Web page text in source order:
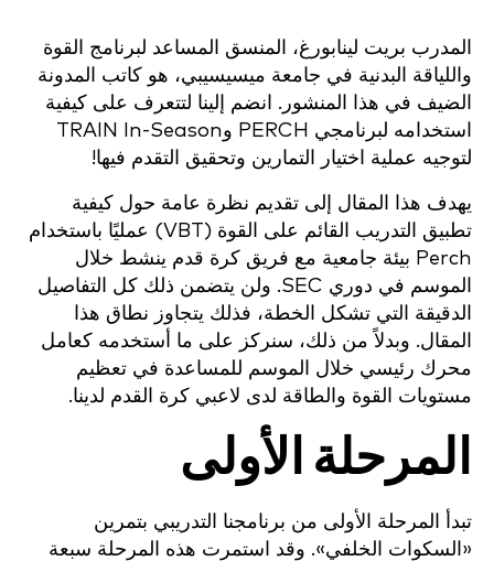
المدرب بريت لينابورغ، المنسق المساعد لبرنامج القوة
واللياقة البدنية في جامعة ميسيسيبي، هو كاتب المدونة
الضيف في هذا المنشور. انضم إلينا لتتعرف على كيفية
استخدامه لبرنامجي PERCH وTRAIN In-Season
لتوجيه عملية اختيار التمارين وتحقيق التقدم فيها!
يهدف هذا المقال إلى تقديم نظرة عامة حول كيفية
تطبيق التدريب القائم على القوة (VBT) عمليًا باستخدام
Perch بيئة جامعية مع فريق كرة قدم ينشط خلال
الموسم في دوري SEC. ولن يتضمن ذلك كل التفاصيل
الدقيقة التي تشكل الخطة، فذلك يتجاوز نطاق هذا
المقال. وبدلاً من ذلك، سنركز على ما أستخدمه كعامل
محرك رئيسي خلال الموسم للمساعدة في تعظيم
مستويات القوة والطاقة لدى لاعبي كرة القدم لدينا.
المرحلة الأولى
تبدأ المرحلة الأولى من برنامجنا التدريبي بتمرين
«السكوات الخلفي». وقد استمرت هذه المرحلة سبعة